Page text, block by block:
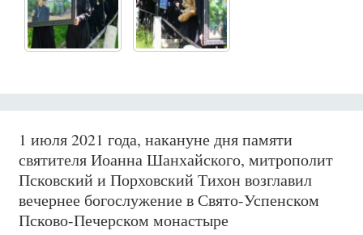
1 июля 2021 года, накануне дня памяти
святителя Иоанна Шанхайского, митрополит
Псковский и Порховский Тихон возглавил
вечернее богослужение в Свято-Успенском
Псково-Печерском монастыре